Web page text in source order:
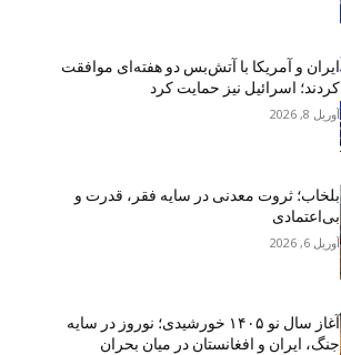
ایران و آمریکا با آتش‌بس دو هفته‌ای موافقت
کردند؛ اسرائیل نیز حمایت کرد
آوریل 8, 2026
بلخاب؛ ثروت معدنی در سایه فقر، قدرت و
بی‌اعتمادی
آوریل 6, 2026
آغاز سال نو ۱۴۰۵ خورشیدی؛ نوروز در سایه
جنگ، ایران و افغانستان در میان بحران